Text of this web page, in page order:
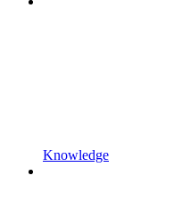
Knowledge